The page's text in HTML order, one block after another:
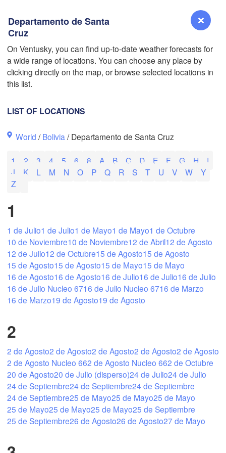
Departamento de Santa
Cruz
On Ventusky, you can find up-to-date weather forecasts for
a wide range of locations. You can choose any place by
clicking directly on the map, or browse selected locations in
this list.
LIST OF LOCATIONS
World /Bolivia / Departamento de Santa Cruz
1 2 3 4 5 6 8 A B C D E F G H
I
J
K L M N O P Q R S T U V W
Y
Z
1
1 de Julio1 de Julio1 de Mayo1 de Mayo1 de Octubre
10 de Noviembre10 de Noviembre12 de Abril12 de Agosto
12 de Julio12 de Octubre15 de Agosto15 de Agosto
15 de Agosto15 de Agosto15 de Mayo15 de Mayo
16 de Agosto16 de Agosto16 de Julio16 de Julio16 de Julio
16 de Julio Nucleo 6716 de Julio Nucleo 6716 de Marzo
16 de Marzo19 de Agosto19 de Agosto
2
2 de Agosto2 de Agosto2 de Agosto2 de Agosto2 de Agosto
2 de Agosto Nucleo 662 de Agosto Nucleo 662 de Octubre
20 de Agosto20 de Julio (disperso)24 de Julio24 de Julio
24 de Septiembre24 de Septiembre24 de Septiembre
24 de Septiembre25 de Mayo25 de Mayo25 de Mayo
25 de Mayo25 de Mayo25 de Mayo25 de Septiembre
25 de Septiembre26 de Agosto26 de Agosto27 de Mayo
2 m above ground
Th
Aug 06
Fr
Aug 07
Sa
Aug 08
Su
Aug 09
Mo
Aug 10
Tu
Aug 11
Tijuana
Las Vegas
Mexicali
Reno
CALIFORNIA
L
L